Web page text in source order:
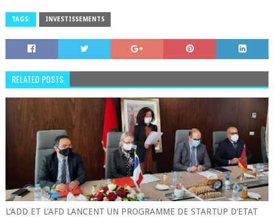
TAGS: INVESTISSEMENTS
RELATED POSTS
L’ADD ET L’AFD LANCENT UN PROGRAMME DE STARTUP D’ETAT